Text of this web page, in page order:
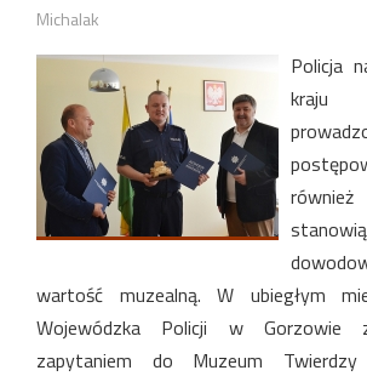
Michalak
Policja
wartość muzealną. W ubiegłym
Wojewódzka Policji w Gorzowie
zapytaniem do Muzeum